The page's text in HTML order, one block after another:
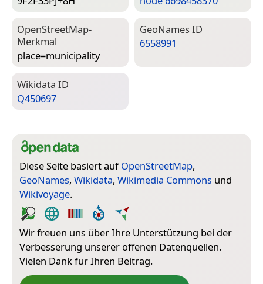
Open­Street­Map-
Merkmal
place=­municipality
Geo­Names ID
6558991
Wiki­data ID
Q450697
Diese Seite basiert aufOpenStreetMap,
GeoNames, Wikidata, Wikimedia Commons und
Wikivoyage.
Wir freuen uns über Ihre Unterstützung bei der
Verbesserung unserer offenen Datenquellen.
Vielen Dank für Ihren Beitrag.